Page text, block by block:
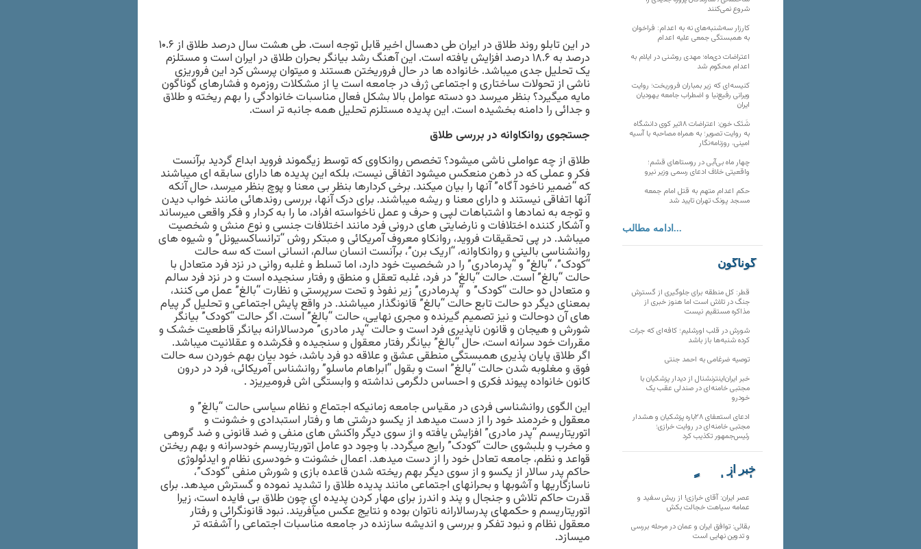
در اين تابلو روند طلاق در ايران طی دهسال اخير قابل توجه است. طی هشت سال درصد طلاق از ۱۰.۶
درصد به ۱۸.۶ درصد افزايش يافته است. اين آهنگ رشد بيانگر بحران طلاق در ايران است و مستلزم
يک تحليل جدی ميباشد. خانواده ها در حال فروريختن هستند و ميتوان پرسش کرد اين فروريزی
ناشی از تحولات ساختاری و اجتماعی ژرف در جامعه است يا از مشکلات روزمره و فشارهای گوناگون
مايه ميگيرد؟ بنظر ميرسد دو دسته عوامل بالا بشکل فعال مناسبات خانوادگی را بهم ريخته و طلاق
و جدائی را دامنه بخشيده است. اين پديده مستلزم تحليل همه جانبه تر است.
جستجوی روانکاوانه در بررسی طلاق
طلاق از چه عواملی ناشی ميشود؟ تخصص روانکاوی که توسط زيگموند فرويد ابداع گرديد برآنست
فکر و عملی که در ذهن منعکس ميشود اتفاقی نيست، بلکه اين پديده ها دارای سابقه ای ميباشند
که “ضمير ناخود آگاه” آنها را بيان ميکند. برخی کردارها بنظر بی معنا و پوچ بنظر ميرسد، حال آنکه
آنها اتفاقی نيستند و دارای معنا و ريشه ميباشند. برای درک آنها، بررسی روندهائی مانند خواب ديدن
و توجه به نمادها و اشتباهات لپی و حرف و عمل ناخواسته افراد، ما را به کردار و فکر واقعی ميرساند
و آشکار کننده اختلافات و نارضايتی های درونی فرد مانند اختلافات جنسی و نوع منش و شخصيت
ميباشد. در پی تحقيقات فرويد، روانکاو معروف آمريکائی و مبتکر روش “ترانساکسيونل” و شيوه های
روانشناسی بالينی و روانکاوانه، “اريک برن”، برآنست انسان سالم، انسانی است که سه حالت
“کودک”، “بالغ” و “پدرمادری” را در شخصيت خود دارد، اما تسلط و غلبه روانی در نزد فرد متعادل با
حالت “بالغ” است. حالت “بالغ” در فرد، غلبه تعقل و منطق و رفتار سنجيده است و در نزد فرد سالم
و متعادل دو حالت “کودک” و “پدرمادری” زير نفوذ و تحت سرپرستی و نظارت “بالغ” عمل می کنند،
بمعنای ديگر دو حالت تابع حالت “بالغ” قانونگذار ميباشند. در واقع پايش اجتماعی و تحليل گر پيام
های آن دوحالت و نيز تصميم گيرنده و مجری نهايی، حالت “بالغ” است. اگر حالت “کودک” بيانگر
شورش و هيجان و قانون ناپذيری فرد است و حالت “پدر مادری” مردسالارانه بيانگر قاطعيت خشک و
مقررات خود سرانه است، حال “بالغ” بيانگر رفتار معقول و سنجيده و فکرشده و عقلانيت ميباشد.
اگر طلاق پايان پذيری همبستگی منطقی عشق و علاقه دو فرد باشد، خود بيان بهم خوردن سه حالت
فوق و مغلوبه شدن حالت “بالغ” است و بقول “ابراهام ماسلو” روانشناس آمريکائی، فرد در درون
کانون خانواده پيوند فکری و احساس دلگرمی نداشته و وابستگی اش فروميريزد .
اين الگوی روانشناسی فردی در مقياس جامعه زمانيکه اجتماع و نظام سياسی حالت “بالغ” و
معقول و خردمند خود را از دست ميدهد از يکسو درشتی ها و رفتار استبدادی و خشونت و
اتوريتاريسم “پدر مادری” افزايش يافته و از سوی ديگر واکنش های منفی و ضد قانونی و ضد گروهی
و مخرب و بلبشوی حالت “کودک” رايج ميگردد. با وجود دو عامل اتوريتاريسم خودسرانه و بهم ريختن
قواعد و نظم، جامعه تعادل خود را از دست ميدهد. اعمال خشونت و خودسری نظام و ايدئولوژی
حاکم پدر سالار از يکسو و از سوی ديگر بهم ريخته شدن قاعده بازی و شورش منفی “کودک”،
ناسازگاريها و آشوبها و بحرانهای اجتماعی مانند پديده طلاق را تشديد نموده و گسترش ميدهد. برای
قدرت حاکم تلاش و جنجال و پند و اندرز برای مهار کردن پديده ای چون طلاق بی فايده است، زيرا
اتوريتاريسم و حکمهای پدرسالارانه ناتوان بوده و نتايج عکس ميآفريند. نبود قانونگرائی و رفتار
معقول نظام و نبود تفکر و بررسی و انديشه سازنده در جامعه مناسبات اجتماعی را آشفته تر
ميسازد.
شروع نمی‌کنند
کارزار سه‌شنبه‌های نه به اعدام: فراخوان
به همبستگی جمعی علیه اعدام
اعتراضات دی‌ماه؛ مهدی روشنی در ایلام به
اعدام محکوم شد
کنیسه‌ای که زیر بمباران فروریخت؛ روایت
ویرانی رفیع‌نیا و اضطراب جامعه یهودیان
ایران
شَتَک خون: اعتراضات ۱۸تیر کوی دانشگاه
به روایت تصویر؛ به همراه مصاحبه با آسیه
امینی، روزنامه‌نگار
چهار ماه بی‌آبی در روستاهای قشم؛
واقعیتی خلاف ادعای رسمی وزیر نیرو
حکم اعدام متهم به قتل امام جمعه
مسجد پونک تهران تایید شد
ادامه مطالب...
گوناگون
قطر: کل منطقه برای جلوگیری از گسترش
جنگ در تلاش است اما هنوز خبری از
مذاکره مستقیم نیست
شورش در قلب اورشلیم؛ کافه‌ای که جرات
کرده شنبه‌ها باز باشد
توصیه ضرغامی به احمد جنتی
خبر ایران‌اینترنشنال از دیدار پزشکیان با
مجتبی خامنه‌ای در صندلی عقب یک
خودرو
ادعای استعفای ۲۸باره پزشکیان و هشدار
مجتبی خامنه‌ای در روایت خرازی؛
رئیس‌جمهور تکذیب کرد
خبر از
تارنماهای دیگر
عصر ایران: آقای خرازی! از ریش سفید و
عمامه سیاهت خجالت بکش
بقائی: توافق ایران و عمان در مرحله بررسی
و تدوین نهایی است